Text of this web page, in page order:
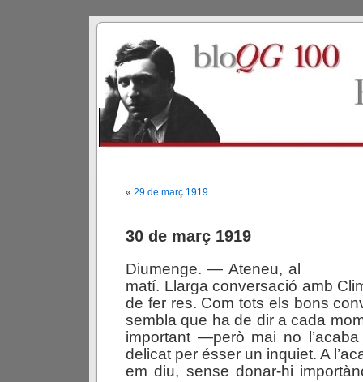
« 29 de març 1919
30 de març 1919
Diumenge. — Ateneu, al
matí. Llarga conversació amb
de fer res. Com tots els bons
sembla que ha de dir a cada
important —però mai no
delicat per ésser un inquiet. A
em diu, sense donar-hi